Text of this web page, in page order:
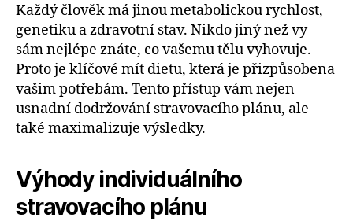
Každý člověk má jinou metabolickou rychlost,
genetiku a zdravotní stav. Nikdo jiný než vy
sám nejlépe znáte, co vašemu tělu vyhovuje.
Proto je klíčové mít dietu, která je přizpůsobena
vašim potřebám. Tento přístup vám nejen
usnadní dodržování stravovacího plánu, ale
také maximalizuje výsledky.
Výhody individuálního
stravovacího plánu